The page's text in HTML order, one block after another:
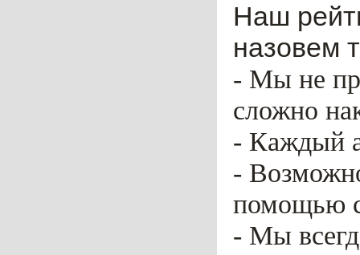
Наш
назовем
- Мы не
сложно
- Каждый
-
помощью
- Мы